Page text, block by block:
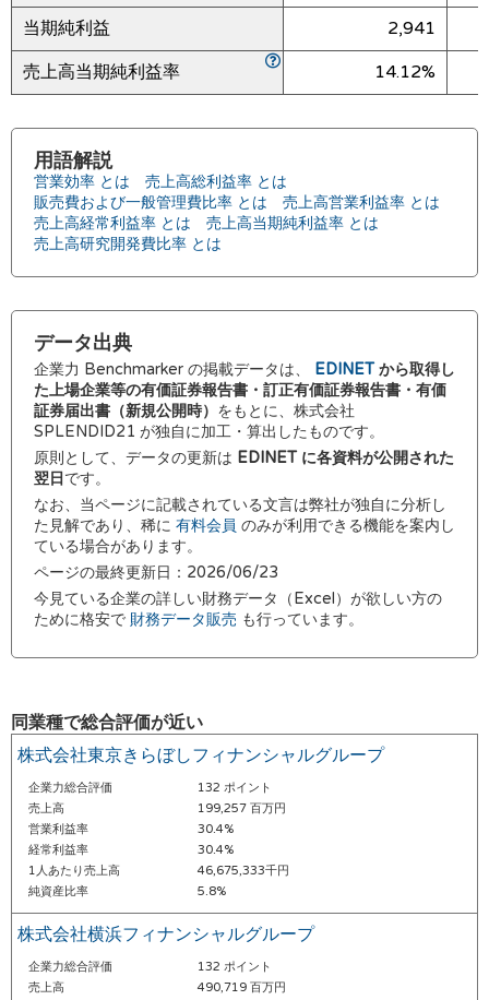
当期純利益
2,941
売上高当期純利益率
14.12%
用語解説
営業効率 とは
売上高総利益率 とは
販売費および一般管理費比率 とは
売上高営業利益率 とは
売上高経常利益率 とは
売上高当期純利益率 とは
売上高研究開発費比率 とは
データ出典
企業力 Benchmarker の掲載データは、 EDINETから取得し
た上場企業等の有価証券報告書・訂正有価証券報告書・有価
証券届出書（新規公開時） をもとに、株式会社
SPLENDID21 が独自に加工・算出したものです。
原則として、データの更新は EDINET に各資料が公開された
翌日 です。
なお、当ページに記載されている文言は弊社が独自に分析し
た見解であり、稀に 有料会員 のみが利用できる機能を案内し
ている場合があります。
ページの最終更新日：2026/06/23
今見ている企業の詳しい財務データ（Excel）が欲しい方の
ために格安で 財務データ販売 も行っています。
同業種で総合評価が近い
株式会社東京きらぼしフィナンシャルグループ
企業力総合評価
132 ポイント
売上高
199,257 百万円
営業利益率
30.4%
経常利益率
30.4%
1人あたり売上高
46,675,333千円
純資産比率
5.8%
株式会社横浜フィナンシャルグループ
企業力総合評価
132 ポイント
売上高
490,719 百万円